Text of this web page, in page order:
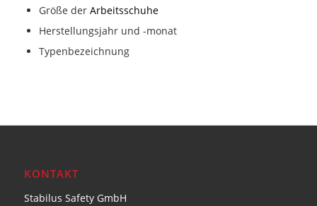
Größe der Arbeitsschuhe
Herstellungsjahr und -monat
Typenbezeichnung
KONTAKT
Stabilus Safety GmbH